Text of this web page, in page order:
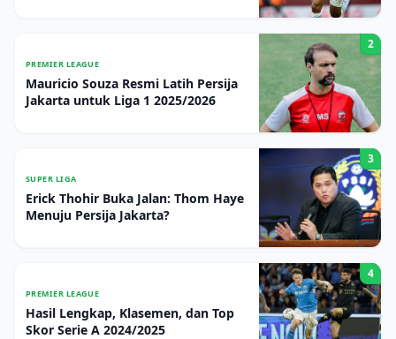
PREMIER LEAGUE
Mauricio Souza Resmi Latih Persija
Jakarta untuk Liga 1 2025/2026
2
SUPER LIGA
Erick Thohir Buka Jalan: Thom Haye
Menuju Persija Jakarta?
3
PREMIER LEAGUE
Hasil Lengkap, Klasemen, dan Top
Skor Serie A 2024/2025
4